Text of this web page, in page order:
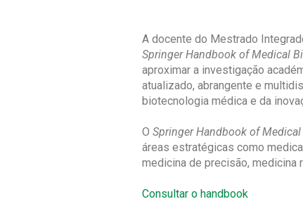
A docente do Mestrado
Springer Handbook of Medical
aproximar a investigação
atualizado, abrangente e
biotecnologia médica e da
O Springer Handbook of
áreas estratégicas como
medicina de precisão,
Consultar o handbook